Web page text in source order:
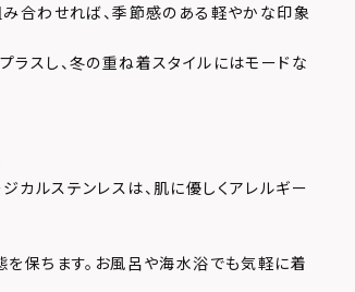
み合わせれば、季節感のある軽やかな印象
ラスし、冬の重ね着スタイルにはモードな
カルステンレスは、肌に優しくアレルギー
を保ちます。お風呂や海水浴でも気軽に着